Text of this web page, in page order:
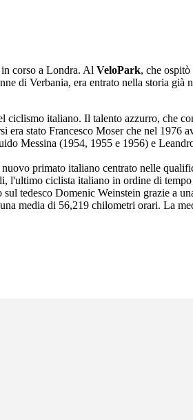
corso a Londra. Al VeloPark, che
di Verbania, era entrato nella storia
italiano. Il talento azzurro, che
stato Francesco Moser che nel
Messina (1954, 1955 e 1956) e
primato italiano centrato nelle
ciclista italiano in ordine di
tedesco Domenic Weinstein grazie a
media di 56,219 chilometri orari. La